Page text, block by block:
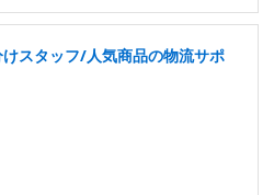
スタッフ/人気商品の物流サポ